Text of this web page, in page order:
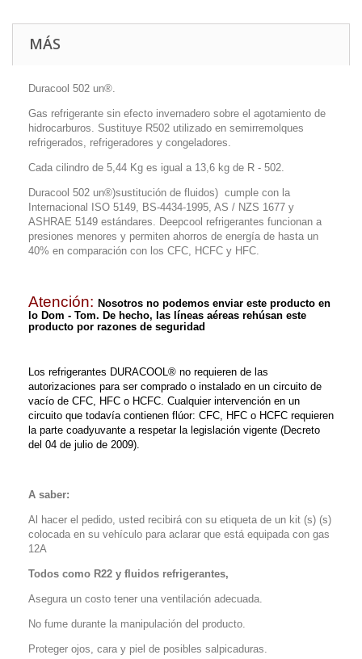
MÁS
Duracool 502 un®.
Gas refrigerante sin efecto invernadero sobre el agotamiento de
hidrocarburos. Sustituye R502 utilizado en semirremolques
refrigerados, refrigeradores y congeladores.
Cada cilindro de 5,44 Kg es igual a 13,6 kg de R - 502.
Duracool 502 un®)sustitución de fluidos) cumple con la
Internacional ISO 5149, BS-4434-1995, AS / NZS 1677 y
ASHRAE 5149 estándares. Deepcool refrigerantes funcionan a
presiones menores y permiten ahorros de energía de hasta un
40% en comparación con los CFC, HCFC y HFC.
Atención: Nosotros no podemos enviar este producto en
lo Dom - Tom. De hecho, las líneas aéreas rehúsan este
producto por razones de seguridad
Los refrigerantes DURACOOL® no requieren de las
autorizaciones para ser comprado o instalado en un circuito de
vacío de CFC, HFC o HCFC. Cualquier intervención en un
circuito que todavía contienen flúor: CFC, HFC o HCFC requieren
la parte coadyuvante a respetar la legislación vigente (Decreto
del 04 de julio de 2009).
A saber:
Al hacer el pedido, usted recibirá con su etiqueta de un kit (s) (s)
colocada en su vehículo para aclarar que está equipada con gas
12A
Todos como R22 y fluidos refrigerantes,
Asegura un costo tener una ventilación adecuada.
No fume durante la manipulación del producto.
Proteger ojos, cara y piel de posibles salpicaduras.